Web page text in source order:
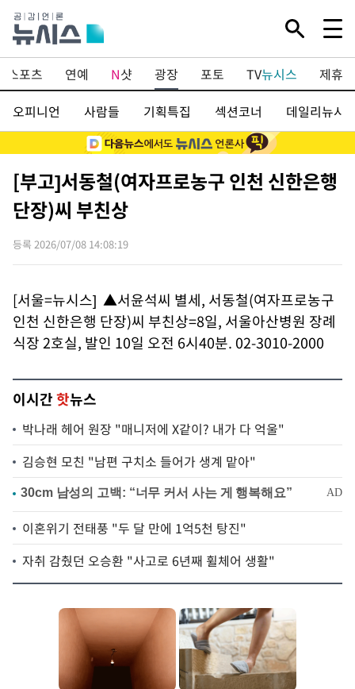
스포츠 연예 N샷 광장 포토 TV뉴시스
제휴
오피니언
사람들 기획특집 섹션코너 데일리뉴시
[부고]서동철(여자프로농구 인천 신한은행
단장)씨 부친상
등록 2026/07/08 14:08:19
[서울=뉴시스] ▲서윤석씨 별세, 서동철(여자프로농구
인천 신한은행 단장)씨 부친상=8일, 서울아산병원 장례
식장 2호실, 발인 10일 오전 6시40분. 02-3010-2000
이시간핫뉴스
박나래 헤어 원장 "매니저에 X같이? 내가 다 억울"
김승현 모친 "남편 구치소 들어가 생계 맡아"
이혼위기 전태풍 "두 달 만에 1억5천 탕진"
자취 감췄던 오승환 "사고로 6년째 휠체어 생활"